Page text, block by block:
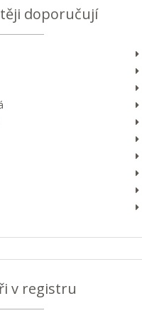
doporučují
v registru